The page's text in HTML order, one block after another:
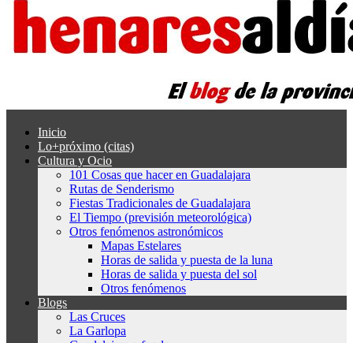
Inicio
Lo+próximo (citas)
Cultura y Ocio
101 Cosas que hacer en Guadalajara
Rutas de Senderismo
Fiestas Tradicionales de Guadalajara
El Tiempo (previsión meteorológica)
Otros fenómenos astronómicos
Mapas Estelares
Horas de salida y puesta de la luna
Horas de salida y puesta del sol
Otros fenómenos
Blogs
Las Cruces
La Garlopa